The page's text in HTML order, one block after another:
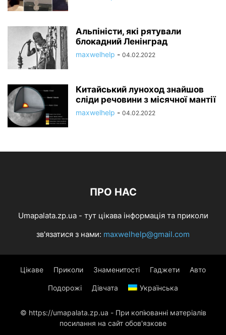
Альпіністи, які рятували
блокадний Ленінград
maxwelhelp - 04.02.2022
Китайський луноход знайшов
сліди речовини з місячної мантії
maxwelhelp - 04.02.2022
ПРО НАС
Umapalata.zp.ua - тут цікава інформація та приколи
зв'язатися з нами: maxwelhelp@gmail.com
Цікаве Приколи Знаменитості Гаджети Авто
Подорожі Дівчата Українська
© https://umapalata.zp.ua - При копіюванні матеріалів
посилання на сайт обов'язкове